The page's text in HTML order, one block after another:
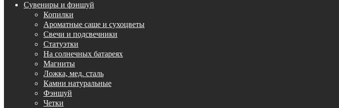
Сувениры и фэншуй
Копилки
Ароматные саше и сухоцветы
Свечи и подсвечники
Статуэтки
На солнечных батареях
Магниты
Ложка, мед. сталь
Камни натуральные
Фэншуй
Четки